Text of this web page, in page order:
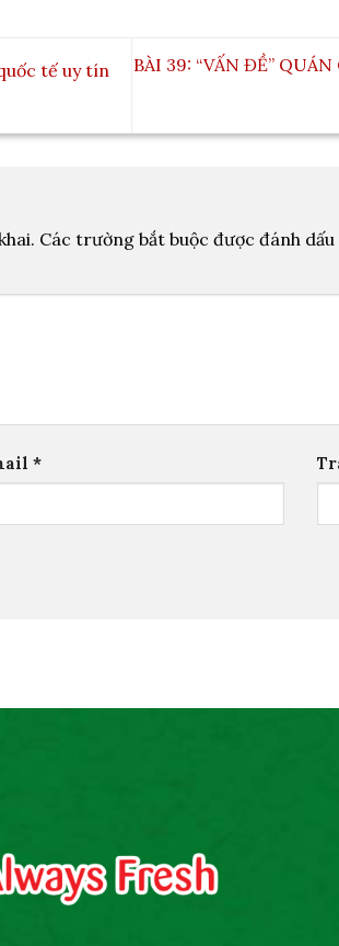
tế uy tín
BÀI 39: “VẤN ĐỀ”
Các trường bắt buộc được đánh dấu
*